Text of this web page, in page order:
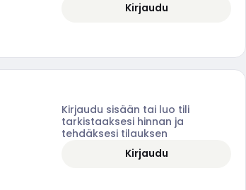
Kirjaudu
Kirjaudu sisään tai luo tili
tarkistaaksesi hinnan ja
tehdäksesi tilauksen
Kirjaudu